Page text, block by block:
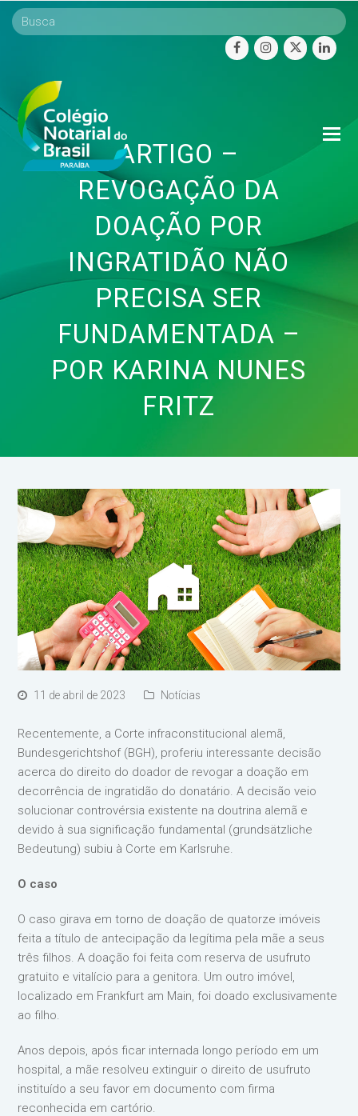
facebookinstagram
twitter
ARTIGO –
REVOGAÇÃO DA
DOAÇÃO POR
INGRATIDÃO NÃO
PRECISA SER
FUNDAMENTADA –
POR KARINA NUNES
FRITZ
11 de abril de 2023 Notícias
Recentemente, a Corte infraconstitucional alemã,
Bundesgerichtshof (BGH), proferiu interessante decisão
acerca do direito do doador de revogar a doação em
decorrência de ingratidão do donatário. A decisão veio
solucionar controvérsia existente na doutrina alemã e
devido à sua significação fundamental (grundsätzliche
Bedeutung) subiu à Corte em Karlsruhe.
O caso
O caso girava em torno de doação de quatorze imóveis
feita a título de antecipação da legítima pela mãe a seus
três filhos. A doação foi feita com reserva de usufruto
gratuito e vitalício para a genitora. Um outro imóvel,
localizado em Frankfurt am Main, foi doado exclusivamente
ao filho.
Anos depois, após ficar internada longo período em um
hospital, a mãe resolveu extinguir o direito de usufruto
instituído a seu favor em documento com firma
reconhecida em cartório.